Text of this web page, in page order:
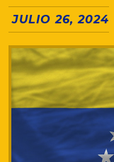
JULIO 26, 2024